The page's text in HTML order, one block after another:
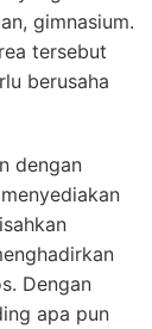
gimnasium.
tersebut
berusaha
dengan
Dengan
apa pun